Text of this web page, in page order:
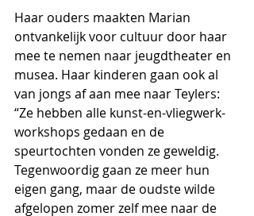
Haar ouders maakten Marian
ontvankelijk voor cultuur door haar
mee te nemen naar jeugdtheater en
musea. Haar kinderen gaan ook al
van jongs af aan mee naar Teylers:
“Ze hebben alle kunst-en-vliegwerk-
workshops gedaan en de
speurtochten vonden ze geweldig.
Tegenwoordig gaan ze meer hun
eigen gang, maar de oudste wilde
afgelopen zomer zelf mee naar de